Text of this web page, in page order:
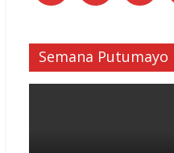
Semana Putumayo